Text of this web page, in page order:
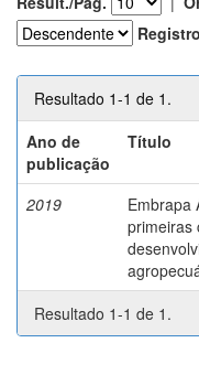
Resultado 1-1 de 1.
Ano de
publicação
Título
2019
Embrapa
primeiras
Resultado 1-1 de 1.